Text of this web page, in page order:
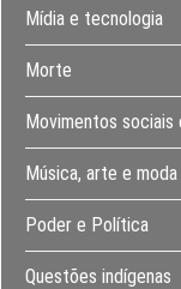
Mídia e tecnologia
Morte
Movimentos sociais
Música, arte e moda
Poder e Política
Questões indígenas